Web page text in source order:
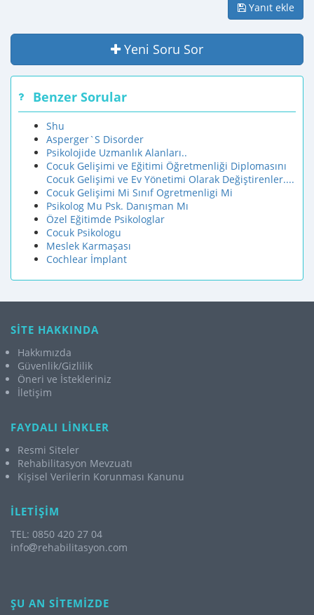
Yanıt ekle
Yeni Soru Sor
Benzer Sorular
Shu
Asperger`S Disorder
Psikolojide Uzmanlık Alanları..
Cocuk Gelişimi ve Eğitimi Öğretmenliği Diplomasını
Cocuk Gelişimi ve Ev Yönetimi Olarak Değiştirenler....
Cocuk Gelişimi Mi Sınıf Ogretmenligi Mi
Psikolog Mu Psk. Danışman Mı
Özel Eğitimde Psikologlar
Cocuk Psikologu
Meslek Karmaşası
Cochlear İmplant
SİTE HAKKINDA
Hakkımızda
Güvenlik/Gizlilik
Öneri ve İstekleriniz
İletişim
FAYDALI LİNKLER
Resmi Siteler
Rehabilitasyon Mevzuatı
Kişisel Verilerin Korunması Kanunu
İLETİŞİM
TEL: 0850 420 27 04
info
rehabilitasyon.com
ŞU AN SİTEMİZDE